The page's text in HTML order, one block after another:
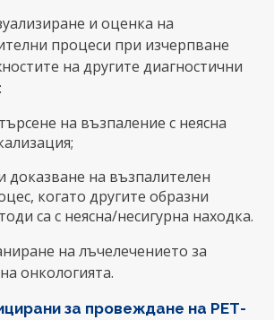
и оценка на
процеси при изчерпване
на другите диагностични
на възпаление с неясна
доказване на възпалителен
когато другите образни
са с неясна/несигурна находка.
на лъчелечението за
онкологията.
за провеждане на РЕТ-